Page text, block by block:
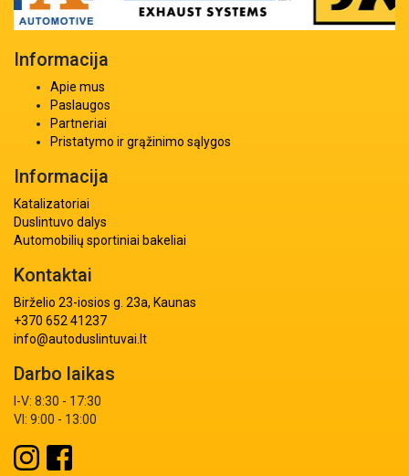
Informacija
Apie mus
Paslaugos
Partneriai
Pristatymo ir grąžinimo sąlygos
Informacija
Katalizatoriai
Duslintuvo dalys
Automobilių sportiniai bakeliai
Kontaktai
Birželio 23-iosios g. 23a, Kaunas
+370 652 41237
info@autoduslintuvai.lt
Darbo laikas
I-V: 8:30 - 17:30
VI: 9:00 - 13:00